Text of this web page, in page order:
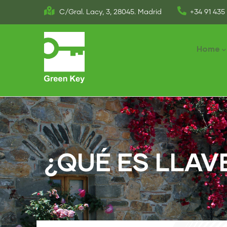
to
C/Gral. Lacy, 3, 28045. Madrid +34 91 435
Home
¿QUÉ ES